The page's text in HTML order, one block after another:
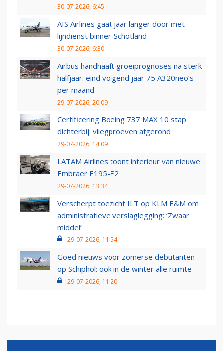
30-07-2026, 6:45
AIS Airlines gaat jaar langer door met
lijndienst binnen Schotland
30-07-2026, 6:30
Airbus handhaaft groeiprognoses na sterk
halfjaar: eind volgend jaar 75 A320neo’s
per maand
29-07-2026, 20:09
Certificering Boeing 737 MAX 10 stap
dichterbij: vliegproeven afgerond
29-07-2026, 14:09
LATAM Airlines toont interieur van nieuwe
Embraer E195-E2
29-07-2026, 13:34
Verscherpt toezicht ILT op KLM E&M om
administratieve verslaglegging: ‘Zwaar
middel’
29-07-2026, 11:54
Goed nieuws voor zomerse debutanten
op Schiphol: ook in de winter alle ruimte
29-07-2026, 11:20